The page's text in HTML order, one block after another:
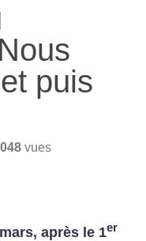
puis
vues
après le 1er